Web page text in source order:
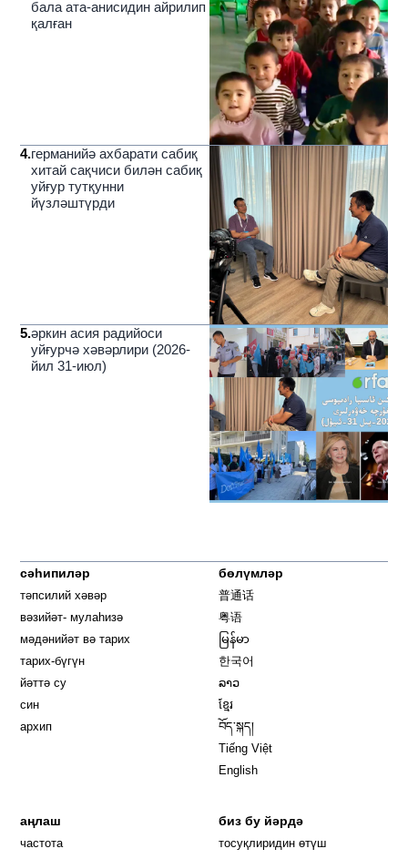
бала ата-анисидин айрилип
қалған
4.германийә ахбарати сабиқ
хитай сақчиси билән сабиқ
уйғур тутқунни
йүзләштүрди
5.әркин асия радийоси
уйғурчә хәвәрлири (2026-
йил 31-июл)
сәһипиләр
тәпсилий хәвәр
вәзийәт- мулаһизә
мәдәнийәт вә тарих
тарих-бүгүн
йәттә су
син
архип
бөлүмләр
普通话
粤语
မြန်မာ
한국어
ລາວ
ខ្មែរ
བོད་སྐད།
Tiếng Việt
English
аңлаш
частота
биз бу йәрдә
тосуқлиридин өтүш